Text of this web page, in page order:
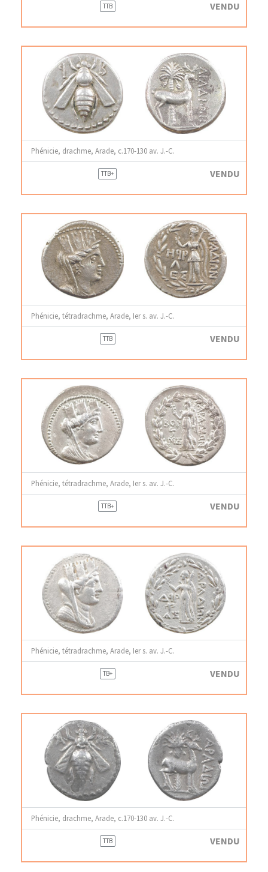
TTB VENDU
Phénicie, drachme, Arade, c.170-130 av. J.-C.
TTB+ VENDU
Phénicie, tétradrachme, Arade, Ier s. av. J.-C.
TTB VENDU
Phénicie, tétradrachme, Arade, Ier s. av. J.-C.
TTB+ VENDU
Phénicie, tétradrachme, Arade, Ier s. av. J.-C.
TB+ VENDU
Phénicie, drachme, Arade, c.170-130 av. J.-C.
TTB VENDU